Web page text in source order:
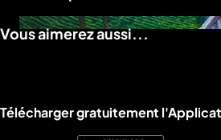
Vous aimerez aussi...
Liens utiles M6+.
Télécharger gratuitement